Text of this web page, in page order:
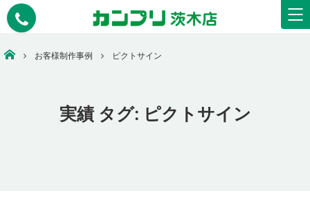
安いコピー・印刷・ウェアプリント・看板作成なら【カンプリ茨木店】
お客様制作事例 ピクトサイン
実績 タグ: ピクトサイン